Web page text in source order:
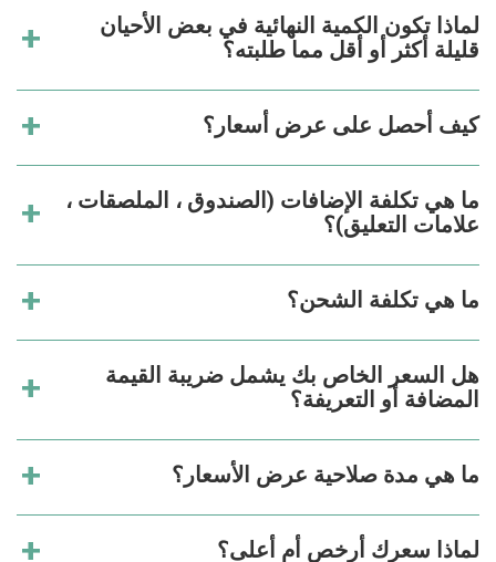
لماذا تكون الكمية النهائية في بعض الأحيان
قليلة أكثر أو أقل مما طلبته؟
كيف أحصل على عرض أسعار؟
ما هي تكلفة الإضافات (الصندوق ، الملصقات ،
علامات التعليق)؟
ما هي تكلفة الشحن؟
هل السعر الخاص بك يشمل ضريبة القيمة
المضافة أو التعريفة؟
ما هي مدة صلاحية عرض الأسعار؟
لماذا سعرك أرخص أم أعلى؟